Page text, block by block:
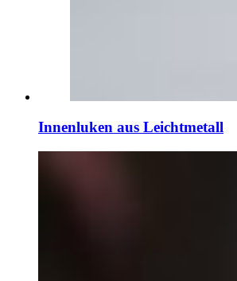
Innenluken aus Leichtmetall